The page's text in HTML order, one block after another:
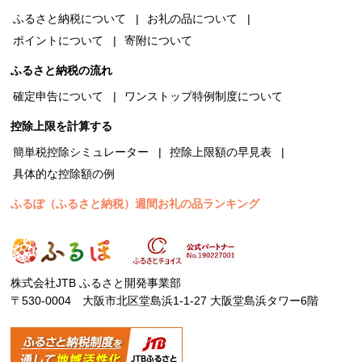
ふるさと納税について
お礼の品について
ポイントについて
寄附について
ふるさと納税の流れ
確定申告について
ワンストップ特例制度について
控除上限を計算する
簡単税控除シミュレーター
控除上限額の早見表
具体的な控除額の例
ふるぽ（ふるさと納税）週間お礼の品ランキング
株式会社JTB ふるさと開発事業部
〒530-0004 大阪市北区堂島浜1-1-27 大阪堂島浜タワー6階